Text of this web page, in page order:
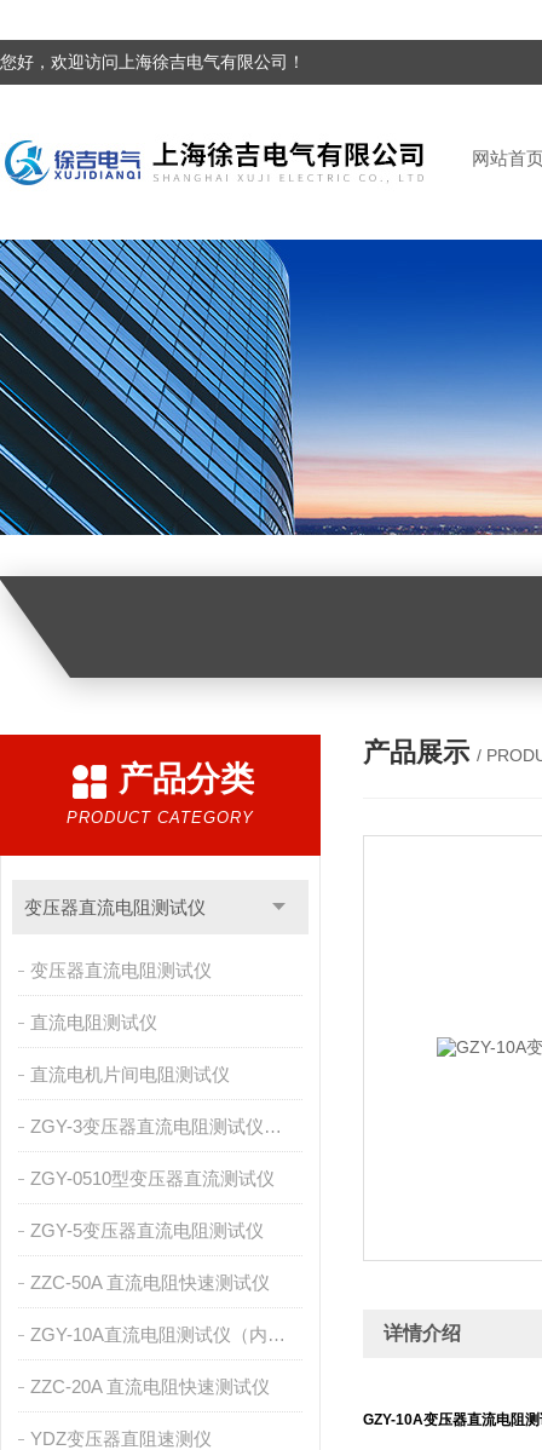
您好，欢迎访问上海徐吉电气有限公司！
网站首
产品展示 /
详情介绍
GZY-10A变压器直流电阻
产品分类
PRODUCT CATEGORY
变压器直流电阻测试仪
变压器直流电阻测试仪
直流电阻测试仪
直流电机片间电阻测试仪
ZGY-3变压器直流电阻测试仪（内置充电电池）
ZGY-0510型变压器直流测试仪
ZGY-5变压器直流电阻测试仪
ZZC-50A 直流电阻快速测试仪
ZGY-10A直流电阻测试仪（内置充电电池）
ZZC-20A 直流电阻快速测试仪
YDZ变压器直阻速测仪